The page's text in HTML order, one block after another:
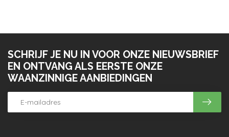
SCHRIJF JE NU IN VOOR ONZE NIEUWSBRIEF
EN ONTVANG ALS EERSTE ONZE
WAANZINNIGE AANBIEDINGEN